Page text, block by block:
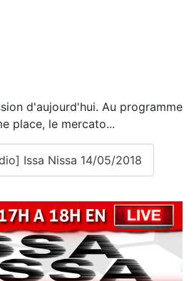
d'aujourd'hui. Au programme
place, le mercato...
Issa Nissa 14/05/2018